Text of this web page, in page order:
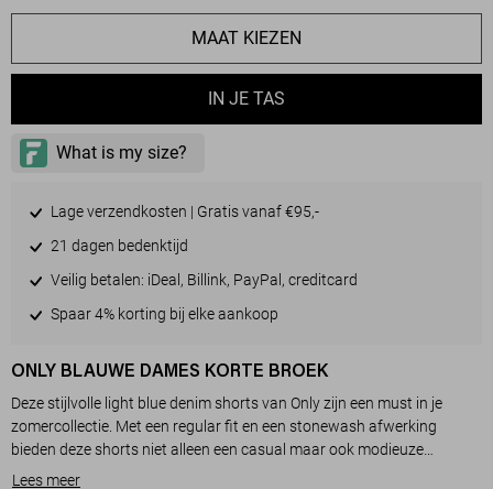
MAAT KIEZEN
IN JE TAS
Lage verzendkosten | Gratis vanaf €95,-
21 dagen bedenktijd
Veilig betalen: iDeal, Billink, PayPal, creditcard
Spaar 4% korting bij elke aankoop
ONLY BLAUWE DAMES KORTE BROEK
Deze stijlvolle light blue denim shorts van Only zijn een must in je
zomercollectie. Met een regular fit en een stonewash afwerking
bieden deze shorts niet alleen een casual maar ook modieuze
uitstraling. Gemaakt van 79% katoen, 20% gerecycled katoen en 1%
Lees meer